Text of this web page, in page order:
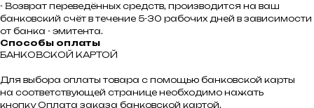
- Возврат переведённых средств, производится на ваш
банковский счёт в течение 5-30 рабочих дней в зависимости
от банка - эмитента.
Способы оплаты
БАНКОВСКОЙ КАРТОЙ
Для выбора оплаты товара с помощью банковской карты
на соответствующей странице необходимо нажать
кнопку Оплата заказа банковской картой.